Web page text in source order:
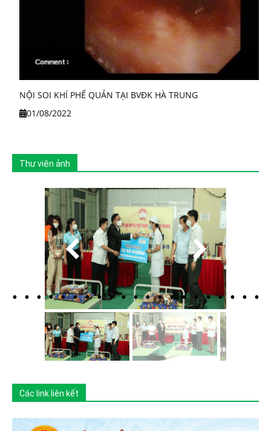
NỘI SOI KHÍ PHẾ QUẢN TẠI BVĐK HÀ TRUNG
01/08/2022
Thư viện ảnh
Các link liên kết